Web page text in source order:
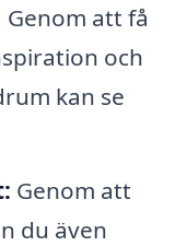
att få
och
kan se
Genom att
du även